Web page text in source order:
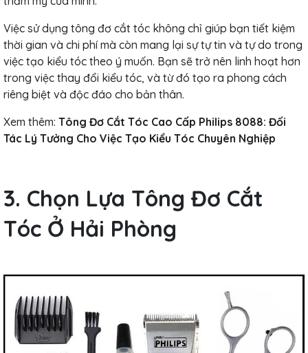
Việc sử dụng tông đơ cắt tóc không chỉ giúp bạn tiết kiệm
thời gian và chi phí mà còn mang lại sự tự tin và tự do trong
việc tạo kiểu tóc theo ý muốn. Bạn sẽ trở nên linh hoạt hơn
trong việc thay đổi kiểu tóc, và từ đó tạo ra phong cách
riêng biệt và độc đáo cho bản thân.
Xem thêm: Tông Đơ Cắt Tóc Cao Cấp Philips 8088: Đối
Tác Lý Tưởng Cho Việc Tạo Kiểu Tóc Chuyên Nghiệp
3. Chọn Lựa Tông Đơ Cắt
Tóc Ở Hải Phòng